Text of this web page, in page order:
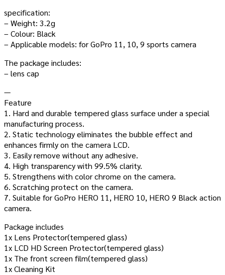
specification:
– Weight: 3.2g
– Colour: Black
– Applicable models: for GoPro 11, 10, 9 sports camera
The package includes:
– lens cap
—
Feature
1. Hard and durable tempered glass surface under a special
manufacturing process.
2. Static technology eliminates the bubble effect and
enhances firmly on the camera LCD.
3. Easily remove without any adhesive.
4. High transparency with 99.5% clarity.
5. Strengthens with color chrome on the camera.
6. Scratching protect on the camera.
7. Suitable for GoPro HERO 11, HERO 10, HERO 9 Black action
camera.
Package includes
1x Lens Protector(tempered glass)
1x LCD HD Screen Protector(tempered glass)
1x The front screen film(tempered glass)
1x Cleaning Kit